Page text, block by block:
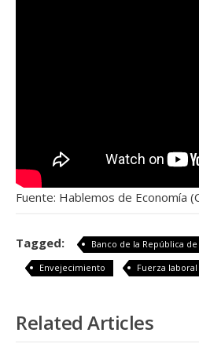
Fuente: Hablemos de Economía
Tagged: Banco de la República
Envejecimiento
Fuerza laboral
Related Articles